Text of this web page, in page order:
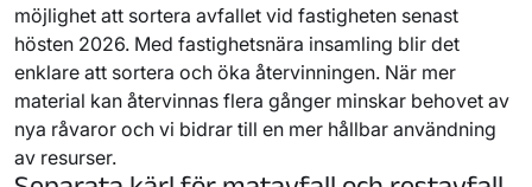
möjlighet att sortera avfallet vid fastigheten senast
hösten 2026. Med fastighetsnära insamling blir det
enklare att sortera och öka återvinningen. När mer
material kan återvinnas flera gånger minskar behovet av
nya råvaror och vi bidrar till en mer hållbar användning
av resurser.